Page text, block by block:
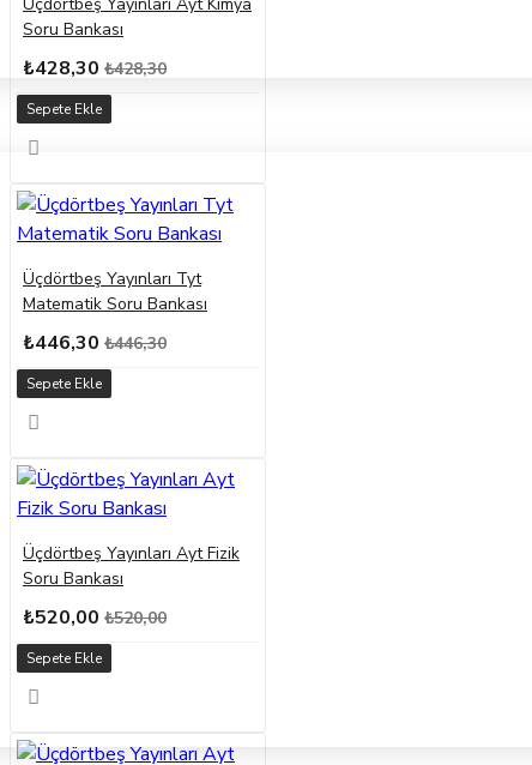
Soru Bankası
₺428,30 ₺428,30
Sepete Ekle
Üçdörtbeş Yayınları Tyt
Matematik Soru Bankası
₺446,30 ₺446,30
Sepete Ekle
Üçdörtbeş Yayınları Ayt Fizik
Soru Bankası
₺520,00 ₺520,00
Sepete Ekle